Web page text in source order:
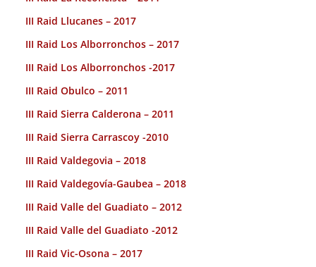
III Raid Llucanes – 2017
III Raid Los Alborronchos – 2017
III Raid Los Alborronchos -2017
III Raid Obulco – 2011
III Raid Sierra Calderona – 2011
III Raid Sierra Carrascoy -2010
III Raid Valdegovia – 2018
III Raid Valdegovía-Gaubea – 2018
III Raid Valle del Guadiato – 2012
III Raid Valle del Guadiato -2012
III Raid Vic-Osona – 2017